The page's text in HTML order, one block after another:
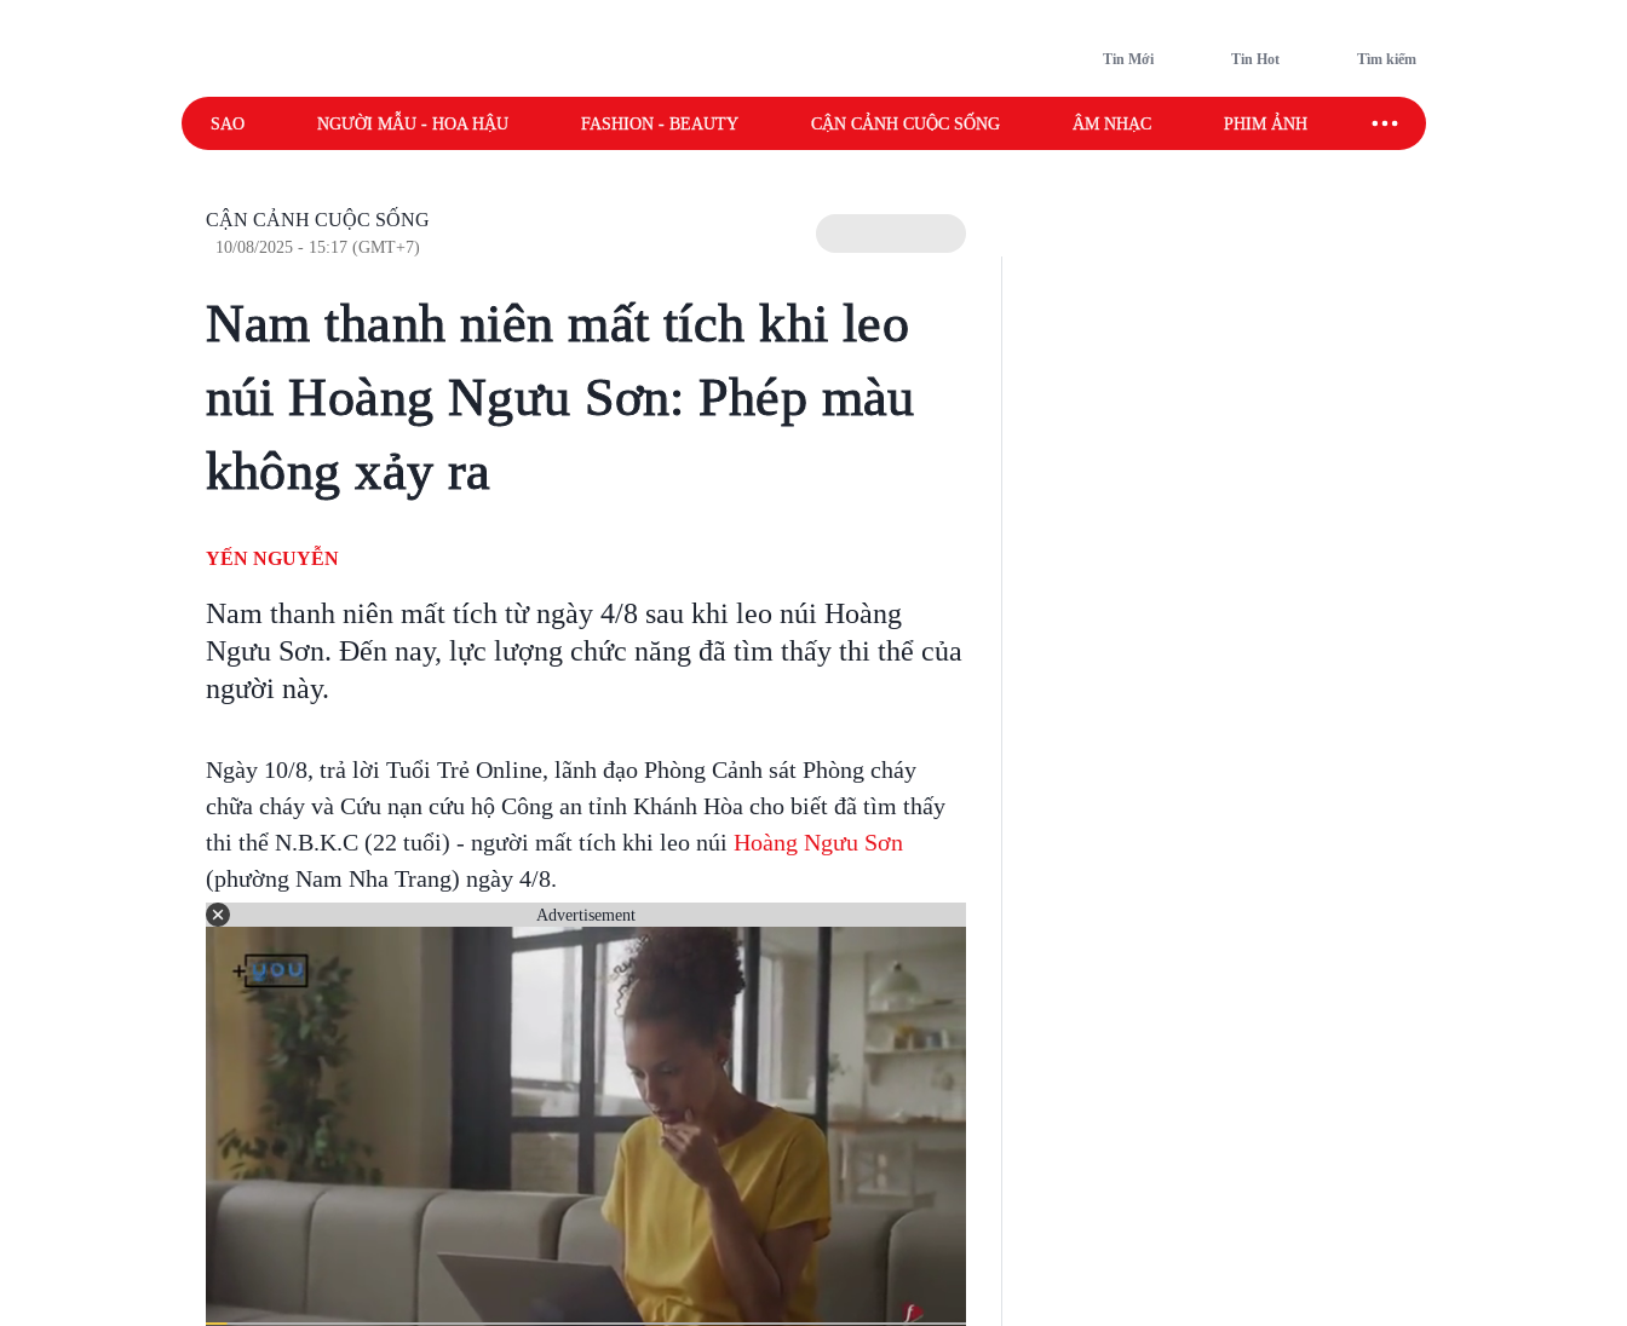
Tin Mới Tin Hot Tìm kiếm
SAO NGƯỜI MẪU - HOA HẬU FASHION - BEAUTY CẬN CẢNH CUỘC SỐNG ÂM NHẠC PHIM ẢNH SAO SPORT
CẬN CẢNH CUỘC SỐNG
10/08/2025 - 15:17 (GMT+7)
Nam thanh niên mất tích khi leo
núi Hoàng Ngưu Sơn: Phép màu
không xảy ra
YẾN NGUYỄN
Nam thanh niên mất tích từ ngày 4/8 sau khi leo núi Hoàng
Ngưu Sơn. Đến nay, lực lượng chức năng đã tìm thấy thi thể của
người này.
Ngày 10/8, trả lời Tuổi Trẻ Online, lãnh đạo Phòng Cảnh sát Phòng cháy
chữa cháy và Cứu nạn cứu hộ Công an tỉnh Khánh Hòa cho biết đã tìm thấy
thi thể N.B.K.C (22 tuổi) - người mất tích khi leo núi Hoàng Ngưu Sơn
(phường Nam Nha Trang) ngày 4/8.
Advertisement